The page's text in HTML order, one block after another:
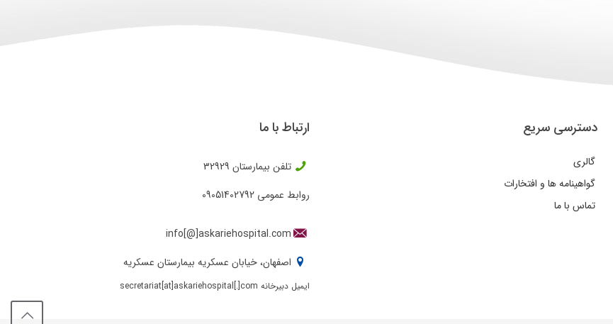
دسترسی سریع
گالری
گواهینامه ها و افتخارات
تماس با ما
ارتباط با ما
تلفن بیمارستان 32929
روابط عمومی09051402792
info[@]askariehospital.com
اصفهان، خیابان عسکریه بیمارستان عسکریه
ایمیل دبیرخانه secretariat[at]askariehospital[.]com